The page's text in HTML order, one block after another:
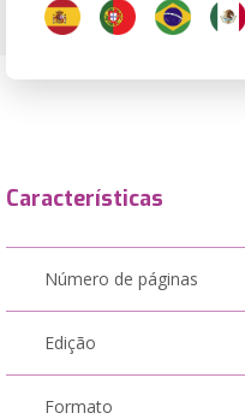
Características
Número de páginas
Edição
Formato